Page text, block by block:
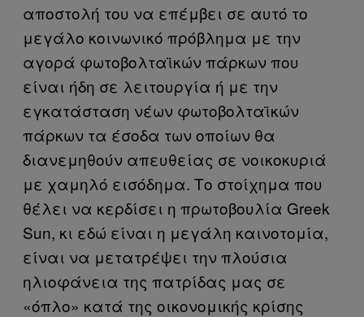
αποστολή του να επέμβει σε αυτό το
μεγάλο κοινωνικό πρόβλημα με την
αγορά φωτοβολταϊκών πάρκων που
είναι ήδη σε λειτουργία ή με την
εγκατάσταση νέων φωτοβολταϊκών
πάρκων τα έσοδα των οποίων θα
διανεμηθούν απευθείας σε νοικοκυριά
με χαμηλό εισόδημα. Το στοίχημα που
θέλει να κερδίσει η πρωτοβουλία Greek
Sun, κι εδώ είναι η μεγάλη καινοτομία,
είναι να μετατρέψει την πλούσια
ηλιοφάνεια της πατρίδας μας σε
«όπλο» κατά της οικονομικής κρίσης